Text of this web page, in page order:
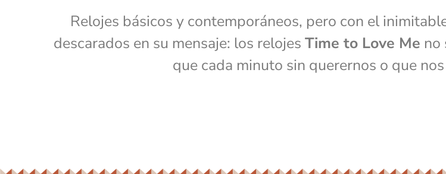
Relojes básicos y contemporáneos, pero con el
descarados en su mensaje: los relojes Time to Love Me no
que cada minuto sin querernos o que